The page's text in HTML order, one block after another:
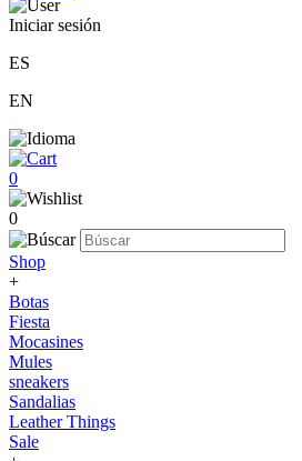
Iniciar sesión
ES
EN
0
0
Shop
+
Botas
Fiesta
Mocasines
Mules
sneakers
Sandalias
Leather Things
Sale